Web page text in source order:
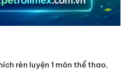
rèn luyện 1 môn thể thao,